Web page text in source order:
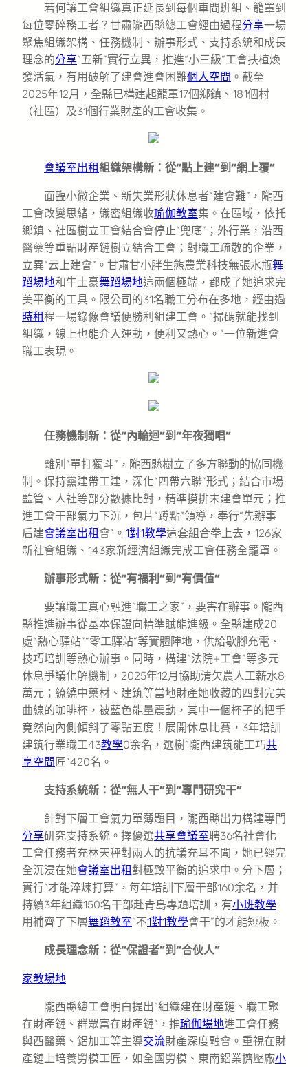
若何讓工會組織真正延長到每個車間班組、籠罩到
每位零碎務工者？甘肅隴西縣總工會經由過程分享一場
聚焦組織架構、任務機制、辦事形式、支持系統和成長
理念的分享“五新”實行立異，推進“小三級”工會扶植煥
發活氣，有用破解了建會進會困難個人空間 。截至
2025年12月，全縣已構建起籠罩17個鄉鎮、181個村
（社區）及31個行業財產的工會收集。
會議室出租組織架構新：從“點上建”到“網上覆”
面臨小微企業、新失業形狀休息者“建會難”，隴西
工會改變思緒，織密組織收瑜伽教室集。在區域，依托
鄉鎮、社區樹立工會結合會停止“兜底”；外行業，沿西
醫藥等重點財產鏈樹立結合工會；對職工疏散的企業，
立異“云上建會”。甘肅甘小胖生態農業科技無張水瓶舞
蹈場地和牛土豪舞蹈場地這兩個極端，都成了她追求完
美平衡的工具。限公司的31名職工分布在多地，經由過
時租程一場錄像會議便勝利組建工會。“掃碼就能找到
組織，線上也能介入運動，便利又熱心。”一位新進會
職工表現。
任務機制新：從“內輪迴”到“年夜獨唱”
離別“單打獨斗”，隴西縣樹立了多方聯動的協同機
制。保持黨建帶工建，深化“四帶六聯”形式；結合市場
監管、人社等部分數據比對，精準摸排未建會單元；推
進工會干部氣力下沉，包片“蹲點”領導，奉行“先辦事
后建會議室出租 會”。 1對1教學這套組合拳上去，126家
新社會組織、143家新經濟組織完成工會任務全籠罩。
辦事形式新：從“有福利”到“有價值”
要讓職工真心融進“職工之家”，要害在辦事。隴西
縣推進辦事從基本保證向精準賦能進級。全縣建成20
處“熱心驛站”“零工驛站”等實體陣地，供給歇腳充電、
技巧培訓等熱心辦事。同時，構建“法院+工會”等多元
休息爭議化解機制，2025年12月協助清欠農人工薪水8
萬元；繚繞中藥材、建筑等當地財產她收藏的四對完美
曲線的咖啡杯，被藍色能量震動，其中一個杯子的把手
竟然向內側傾斜了零點五度！展開休息比賽，3年培訓
建筑行業職工43教學0余名，選樹“隴西建筑能工巧共
享空間 匠”420名。
支持系統新：從“無人干”到“專門研究干”
針對下層工會氣力單薄題目，隴西縣出力構建專門
分享研究支持系統。擇優選共享會議室聘36名社會化
工會任務者充林天秤對兩人的抗議充耳不聞，她已經完
全沉浸在她會議室出租對極致平衡的追求中。分下層；
實行“才能淬煉打算”，每年培訓下層干部160余名，并
持續3年組織150名干部赴青島專題培訓，有小班教學
用補齊了下層舞蹈教室“不1對1教學會干”的才能短板。
成長理念新：從“保證者”到“合伙人”
家教場地
隴西縣總工會明白提出“組織建在財產鏈、職工聚
在財產鏈、群眾富在財產鏈”，推瑜伽場地進工會任務
與西醫藥、鋁加工等主導交流財產深度融會。重視在財
產鏈上培養勞模工匠，如全國勞模、東南鋁業擠壓廠小